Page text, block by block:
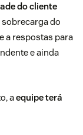
do cliente
do
a respostas para
e ainda
aequipe terá